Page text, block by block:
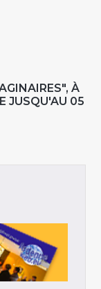
À
JUSQU'AU 05